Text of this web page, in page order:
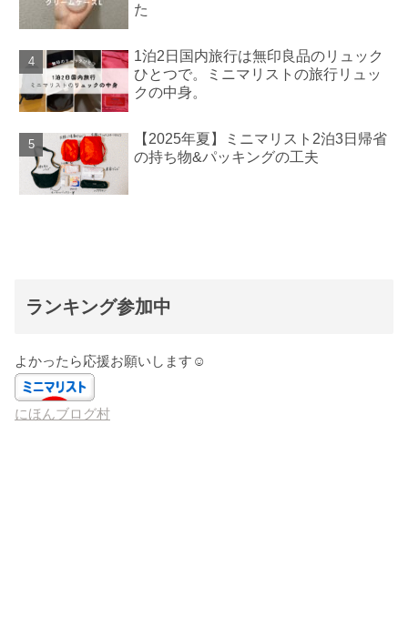
た
1泊2日国内旅行は無印良品のリュック
ひとつで。ミニマリストの旅行リュッ
クの中身。
【2025年夏】ミニマリスト2泊3日帰省
の持ち物&パッキングの工夫
ランキング参加中
よかったら応援お願いします☺️
にほんブログ村